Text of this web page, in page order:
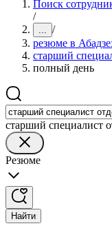
Поиск
/
... /
резюме в
старший
полный день
старший специалист
Резюме
Найти